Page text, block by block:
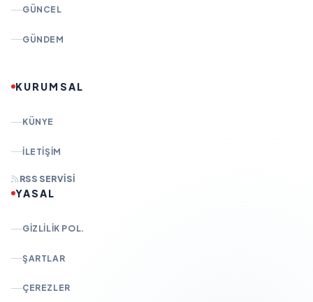
GÜNCEL
GÜNDEM
KURUMSAL
KÜNYE
İLETIŞIM
RSS SERVISI
YASAL
GIZLILIK POL.
ŞARTLAR
ÇEREZLER